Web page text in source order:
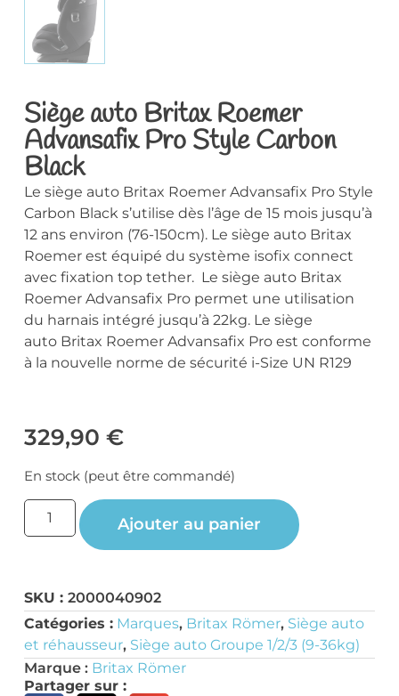
Siège auto Britax Roemer
Advansafix Pro Style Carbon
Black
Le siège auto Britax Roemer Advansafix Pro Style
Carbon Black s’utilise dès l’âge de 15 mois jusqu’à
12 ans environ (76-150cm). Le siège auto Britax
Roemer est équipé du système isofix connect
avec fixation top tether. Le siège auto Britax
Roemer Advansafix Pro permet une utilisation
du harnais intégré jusqu’à 22kg. Le siège
auto Britax Roemer Advansafix Pro est conforme
à la nouvelle norme de sécurité i-Size UN R129
329,90 €
En stock (peut être commandé)
Ajouter au panier
SKU : 2000040902
Catégories : Marques, Britax Römer, Siège auto
et réhausseur, Siège auto Groupe 1/2/3 (9-36kg)
Marque : Britax Römer
Partager sur :